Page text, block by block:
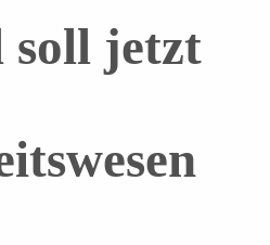
soll jetzt